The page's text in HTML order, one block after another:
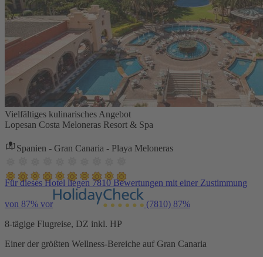
Vielfältiges kulinarisches Angebot
Lopesan Costa Meloneras Resort & Spa
Spanien - Gran Canaria - Playa Meloneras
Für dieses Hotel liegen 7810 Bewertungen mit einer Zustimmung
von 87% vor (7810) 87%
8-tägige Flugreise, DZ inkl. HP
Einer der größten Wellness-Bereiche auf Gran Canaria